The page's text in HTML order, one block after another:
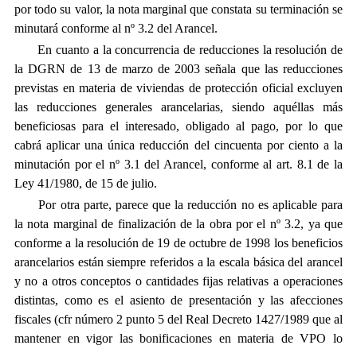
por todo su valor, la nota marginal que constata su terminación se
minutará conforme al nº 3.2 del Arancel.
En cuanto a la concurrencia de reducciones la resolución de
la DGRN de 13 de marzo de 2003 señala que las reducciones
previstas en materia de viviendas de protección oficial excluyen
las reducciones generales arancelarias, siendo aquéllas más
beneficiosas para el interesado, obligado al pago, por lo que
cabrá aplicar una única reducción del cincuenta por ciento a la
minutación por el nº 3.1 del Arancel, conforme al art. 8.1 de la
Ley 41/1980, de 15 de julio.
Por otra parte, parece que la reducción no es aplicable para
la nota marginal de finalización de la obra por el nº 3.2, ya que
conforme a la resolución de 19 de octubre de 1998 los beneficios
arancelarios están siempre referidos a la escala básica del arancel
y no a otros conceptos o cantidades fijas relativas a operaciones
distintas, como es el asiento de presentación y las afecciones
fiscales (cfr número 2 punto 5 del Real Decreto 1427/1989 que al
mantener en vigor las bonificaciones en materia de VPO lo